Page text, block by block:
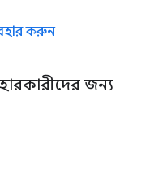
করুন
জন্য